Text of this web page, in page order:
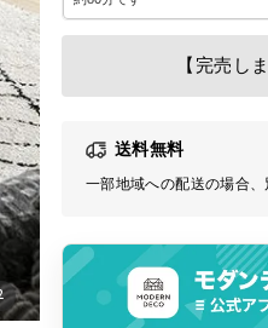
【完売し
送料無料
一部地域への配送の場合、